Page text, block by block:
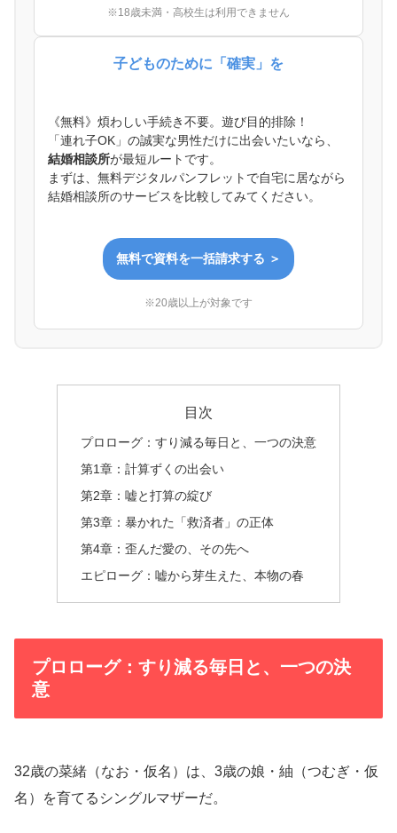
※18歳未満・高校生は利用できません
子どものために「確実」を
《無料》煩わしい手続き不要。遊び目的排除！
「連れ子OK」の誠実な男性だけに出会いたいなら、
結婚相談所が最短ルートです。
まずは、無料デジタルパンフレットで自宅に居ながら
結婚相談所のサービスを比較してみてください。
無料で資料を一括請求する ＞
※20歳以上が対象です
目次
プロローグ：すり減る毎日と、一つの決意
第1章：計算ずくの出会い
第2章：嘘と打算の綻び
第3章：暴かれた「救済者」の正体
第4章：歪んだ愛の、その先へ
エピローグ：嘘から芽生えた、本物の春
プロローグ：すり減る毎日と、一つの決
意
32歳の菜緒（なお・仮名）は、3歳の娘・紬（つむぎ・仮
名）を育てるシングルマザーだ。